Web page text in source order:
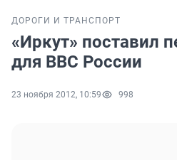
ДОРОГИ И ТРАНСПОРТ
«Иркут» поставил
для ВВС России
23 ноября 2012, 10:59 998